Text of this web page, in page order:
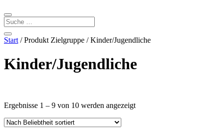
Start / Produkt Zielgruppe / Kinder/Jugendliche
Kinder/Jugendliche
welche Angebotsart?
welches Format?
welches Erfahrungsniveau?
Ergebnisse 1 – 9 von 10 werden angezeigtNach